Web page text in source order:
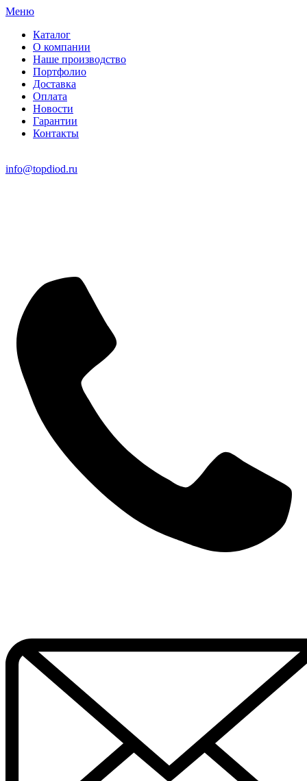
Меню
Каталог
О компании
Наше производство
Портфолио
Доставка
Оплата
Новости
Гарантии
Контакты
info@topdiod.ru